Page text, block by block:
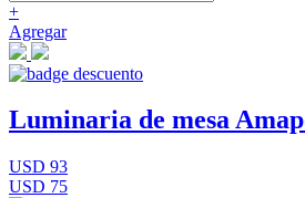
+
Agregar
Luminaria de mesa
USD 93
USD 75